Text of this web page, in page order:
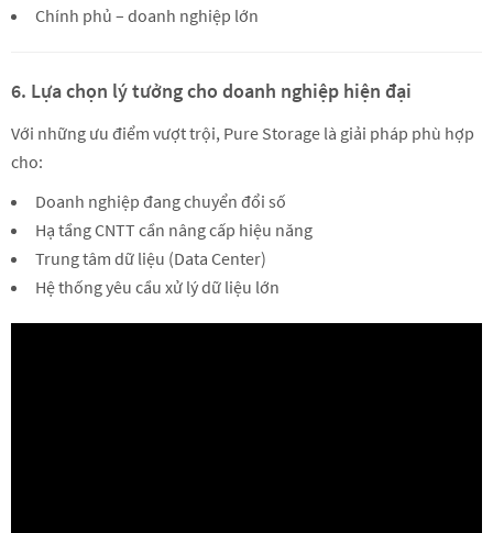
Chính phủ – doanh nghiệp lớn
6. Lựa chọn lý tưởng cho doanh nghiệp hiện đại
Với những ưu điểm vượt trội, Pure Storage là giải pháp phù hợp
cho:
Doanh nghiệp đang chuyển đổi số
Hạ tầng CNTT cần nâng cấp hiệu năng
Trung tâm dữ liệu (Data Center)
Hệ thống yêu cầu xử lý dữ liệu lớn